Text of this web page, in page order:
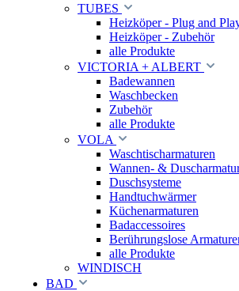
TUBES
Heizköper - Plug and
Heizköper - Zubehör
alle Produkte
VICTORIA + ALBERT
Badewannen
Waschbecken
Zubehör
alle Produkte
VOLA
Waschtischarmaturen
Wannen- &
Duschsysteme
Handtuchwärmer
Küchenarmaturen
Badaccessoires
Berührungslose
alle Produkte
WINDISCH
BAD